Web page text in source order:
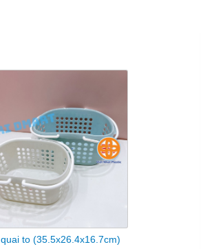
to (35.5x26.4x16.7cm)